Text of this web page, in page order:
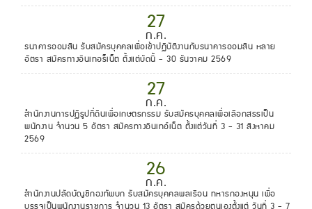
27
ก.ค.
ธนาคารออมสิน รับสมัครบุคคลเพื่อเข้าปฏิบัติงานกับธนาคารออมสิน หลาย
อัตรา สมัครทางอินเทอร็เน็ต ตั้งแต่บัดนี้ - 30 ธันวาคม 2569
27
ก.ค.
สำนักงานการปฏิรูปที่ดินเพื่อเกษตรกรรม รับสมัครบุคคลเพื่อเลือกสรรเป็น
พนักงาน จำนวน 5 อัตรา สมัครทางอินเทอ์เน็ต ตั้งแต่วันที่ 3 - 31 สิงหาคม
2569
26
ก.ค.
สำนักงานปลัดบัญชีกองทัพบก รับสมัครบุคคลพลเรือน ทหารกองหนุน เพื่อ